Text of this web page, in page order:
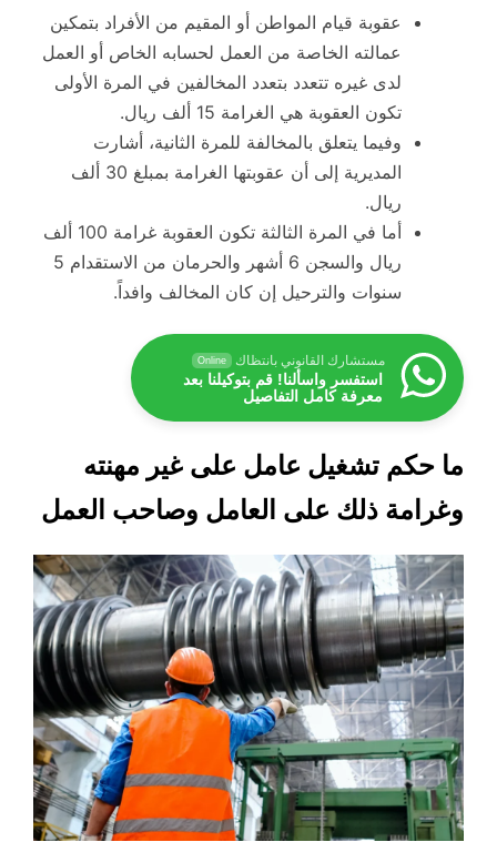
عقوبة قيام المواطن أو المقيم من الأفراد بتمكين
عمالته الخاصة من العمل لحسابه الخاص أو العمل
لدى غيره تتعدد بتعدد المخالفين في المرة الأولى
تكون العقوبة هي الغرامة 15 ألف ريال.
وفيما يتعلق بالمخالفة للمرة الثانية، أشارت
المديرية إلى أن عقوبتها الغرامة بمبلغ 30 ألف
ريال.
أما في المرة الثالثة تكون العقوبة غرامة 100 ألف
ريال والسجن 6 أشهر والحرمان من الاستقدام 5
سنوات والترحيل إن كان المخالف وافداً.
مستشارك القانوني بانتظاك Online
استفسر واسألنا! قم بتوكيلنا بعد
معرفة كامل التفاصيل
ما حكم تشغيل عامل على غير مهنته
وغرامة ذلك على العامل وصاحب العمل